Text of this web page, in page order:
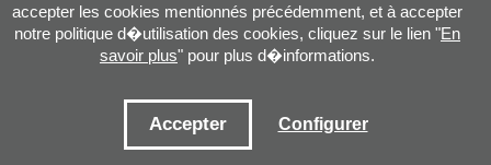
info@pottoka.info
Conditions d'Utilisation-Politique de Privacité-Politique des Cookies
accepter les cookies mentionnés précédemment, et à accepter
notre politique d�utilisation des cookies, cliquez sur le lien "En
savoir plus" pour plus d�informations.
Accepter Configurer